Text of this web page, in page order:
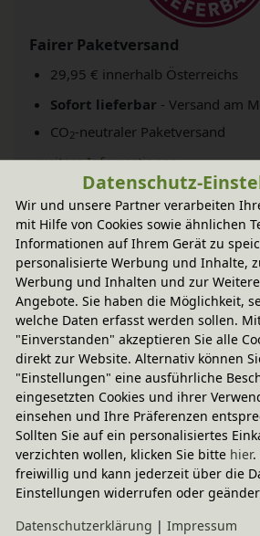
Fairer Paketversand
29,95 € innerhalb Österreichs
Sofort lieferbar - Versand am
CO2-neutraler Paketversand
weitere Informationen
Technische Daten
little lights
Sie haben Fragen?
Wird oft zusammen
-20% Code
Baumwollteppich Biene
Datenschutz-
Wir und unsere Partner verarbeiten
mit Hilfe von Cookies sowie ähnlichen
Informationen auf Ihrem Gerät zu
personalisierte Werbung und Inhalte,
Werbung und Inhalten und zur
Angebote. Sie haben die Möglichkeit,
welche Daten erfasst werden sollen.
"Einverstanden" akzeptieren Sie alle
direkt zur Website. Alternativ können
"Einstellungen" eine ausführliche
eingesetzten Cookies und ihrer
einsehen und Ihre Präferenzen
Sollten Sie auf ein personalisiertes
verzichten wollen, klicken Sie bitte hier.
freiwillig und kann jederzeit über die
Einstellungen widerrufen oder
Daten­schutz­erklärung | Impressum